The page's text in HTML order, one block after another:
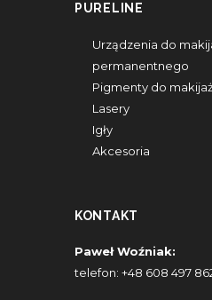
PURELINE
Urządzenia do
permanentnego
Pigmenty do
Lasery
Igły
Akcesoria
KONTAKT
Paweł Woźniak:
telefon: +48 608 497